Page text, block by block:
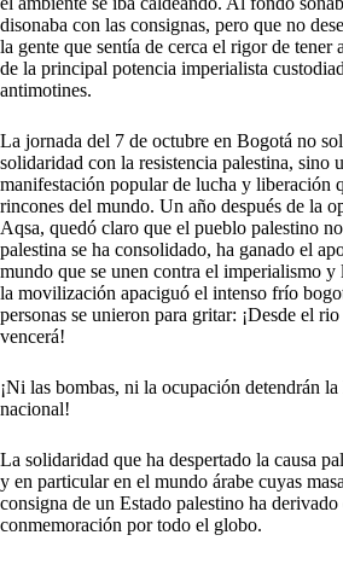
disonaba con las consignas, pero que no
la gente que sentía de cerca el rigor de tener
de la principal potencia imperialista
antimotines.
La jornada del 7 de octubre en Bogotá no
solidaridad con la resistencia palestina, sino
manifestación popular de lucha y liberación
rincones del mundo. Un año después de la
Aqsa, quedó claro que el pueblo palestino
palestina se ha consolidado, ha ganado el
mundo que se unen contra el imperialismo
la movilización apaciguó el intenso frío
personas se unieron para gritar: ¡Desde el
vencerá!
¡Ni las bombas, ni la ocupación detendrán
nacional!
La solidaridad que ha despertado la causa
y en particular en el mundo árabe cuyas
consigna de un Estado palestino ha
conmemoración por todo el globo.